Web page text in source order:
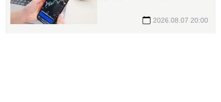
收狂超去年全年也獲青睞
2026.08.07 20:00